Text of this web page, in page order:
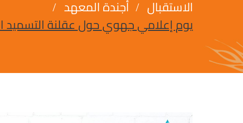
الاستقبال
أجندة المعهد
يوم إعلامي جهوي حول عقلنة التسميد